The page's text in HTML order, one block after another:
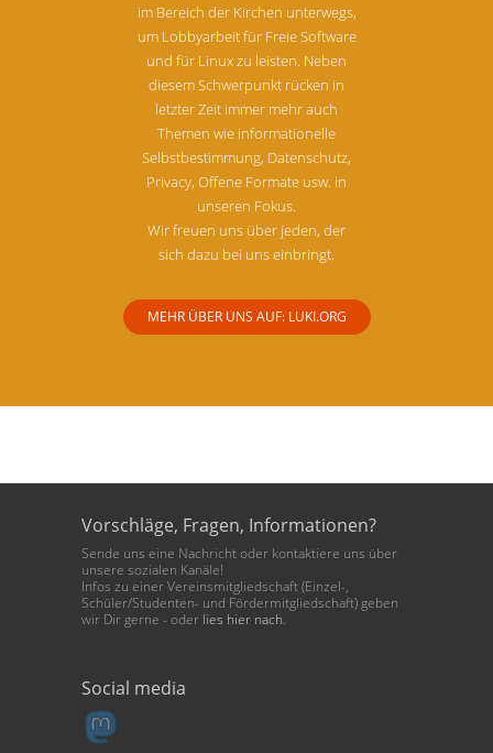
im Bereich der Kirchen unterwegs,
um Lobbyarbeit für Freie Software
und für Linux zu leisten. Neben
diesem Schwerpunkt rücken in
letzter Zeit immer mehr auch
Themen wie informationelle
Selbstbestimmung, Datenschutz,
Privacy, Offene Formate usw. in
unseren Fokus.
Wir freuen uns über jeden, der
sich dazu bei uns einbringt.
MEHR ÜBER UNS AUF: LUKI.ORG
Vorschläge, Fragen, Informationen?
Sende uns eine Nachricht oder kontaktiere uns über
unsere sozialen Kanäle!
Infos zu einer Vereinsmitgliedschaft (Einzel-,
Schüler/Studenten- und Fördermitgliedschaft) geben
wir Dir gerne - oder lies hier nach.
Social media